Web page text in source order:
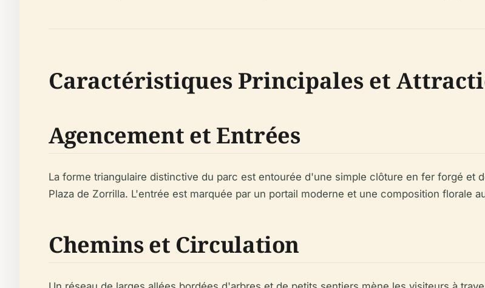
Caractéristiques Principales et
Agencement et Entrées
La forme triangulaire distinctive du parc est entourée d'une simple clôture en fer forgé et
Plaza de Zorrilla. L'entrée est marquée par un portail moderne et une composition florale
Chemins et Circulation